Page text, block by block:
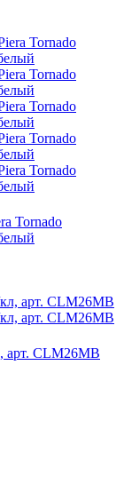
Tornado
арт. CLM26MB